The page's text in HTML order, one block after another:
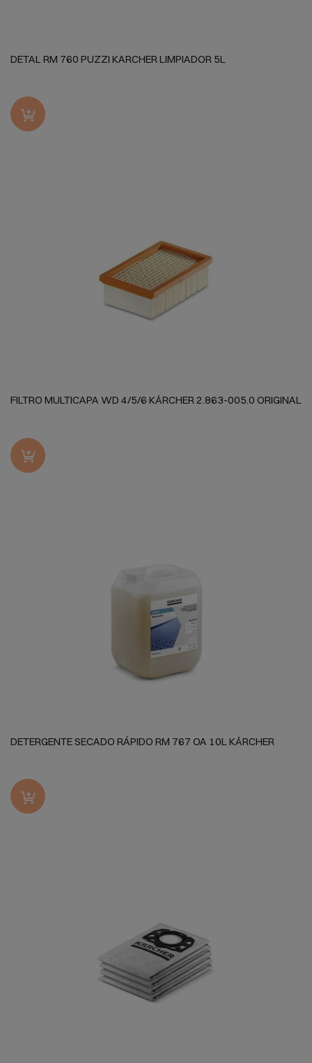
DETAL RM 760 PUZZI KARCHER LIMPIADOR 5L
FILTRO MULTICAPA WD 4/5/6 KÄRCHER 2.863-005.0 ORIGINAL
DETERGENTE SECADO RÁPIDO RM 767 OA 10L KÄRCHER